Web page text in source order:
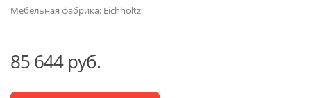
Мебельная фабрика: Eichholtz
85 644 руб.